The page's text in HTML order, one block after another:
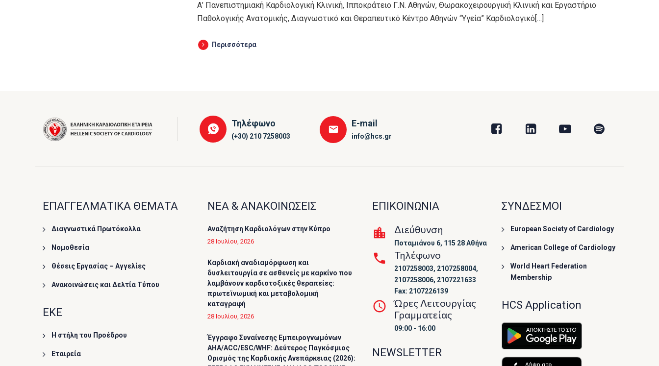
Α’ Πανεπιστημιακή Καρδιολογική Κλινική, Ιπποκράτειο Γ.Ν. Αθηνών, Θωρακοχειρουργική Κλινική και Εργαστήριο
Παθολογικής Ανατομικής, Διαγνωστικό και Θεραπευτικό Κέντρο Αθηνών “Υγεία” Καρδιολογικό[…]
Περισσότερα
Τηλέφωνο
(+30) 210 7258003
E-mail
info@hcs.gr
ΕΠΑΓΓΕΛΜΑΤΙΚΑ ΘΕΜΑΤΑ
Διαγνωστικά Πρωτόκολλα
Νομοθεσία
Θέσεις Εργασίας – Αγγελίες
Ανακοινώσεις και Δελτία Τύπου
ΕΚΕ
Η στήλη του Προέδρου
Εταιρεία
ΝΕΑ & ΑΝΑΚΟΙΝΩΣΕΙΣ
Αναζήτηση Καρδιολόγων στην Κύπρο
28 Ιουλίου, 2026
Καρδιακή αναδιαμόρφωση και
δυσλειτουργία σε ασθενείς με καρκίνο που
λαμβάνουν καρδιοτοξικές θεραπείες:
πρωτεϊνωμική και μεταβολομική
καταγραφή
28 Ιουλίου, 2026
Έγγραφο Συναίνεσης Εμπειρογνωμόνων
AHA/ACC/ESC/WHF: Δεύτερος Παγκόσμιος
Ορισμός της Καρδιακής Ανεπάρκειας (2026):
ΕΠΙΚΟΙΝΩΝΙΑ
Διεύθυνση
Ποταμιάνου 6, 115 28 Αθήνα
Τηλέφωνο
2107258003, 2107258004,
2107258006, 2107221633
Fax: 2107226139
Ώρες Λειτουργίας
Γραμματείας
09:00 - 16:00
NEWSLETTER
ΣΥΝΔΕΣΜΟΙ
European Society of Cardiology
American College of Cardiology
World Heart Federation
Membership
HCS Application